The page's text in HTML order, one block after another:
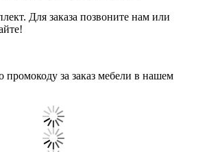
Для заказа позвоните нам или
за заказ мебели в нашем